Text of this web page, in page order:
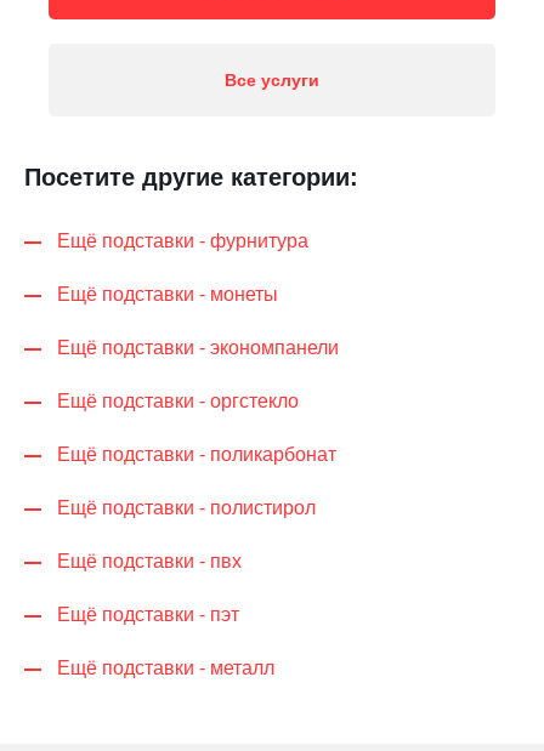
Все услуги
Посетите другие категории:
Ещё подставки - фурнитура
Ещё подставки - монеты
Ещё подставки - экономпанели
Ещё подставки - оргстекло
Ещё подставки - поликарбонат
Ещё подставки - полистирол
Ещё подставки - пвх
Ещё подставки - пэт
Ещё подставки - металл